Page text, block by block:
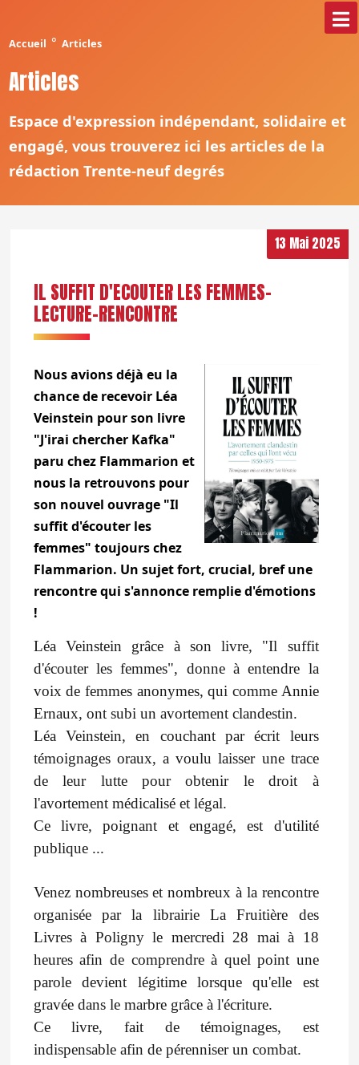
Accueil ° Articles
Articles
Espace d'expression indépendant, solidaire et
engagé, vous trouverez ici les articles de la
rédaction Trente-neuf degrés
13 Mai 2025
IL SUFFIT D'ECOUTER LES FEMMES-
LECTURE-RENCONTRE
Nous avions déjà eu la
chance de recevoir Léa
Veinstein pour son livre
"J'irai chercher Kafka"
paru chez Flammarion et
nous la retrouvons pour
son nouvel ouvrage "Il
suffit d'écouter les
femmes" toujours chez
Flammarion. Un sujet fort, crucial, bref une
rencontre qui s'annonce remplie d'émotions
!
Léa Veinstein grâce à son livre, "Il suffit
d'écouter les femmes", donne à entendre la
voix de femmes anonymes, qui comme Annie
Ernaux, ont subi un avortement clandestin.
Léa Veinstein, en couchant par écrit leurs
témoignages oraux, a voulu laisser une trace
de leur lutte pour obtenir le droit à
l'avortement médicalisé et légal.
Ce livre, poignant et engagé, est d'utilité
publique ...
Venez nombreuses et nombreux à la rencontre
organisée par la librairie La Fruitière des
Livres à Poligny le mercredi 28 mai à 18
heures afin de comprendre à quel point une
parole devient légitime lorsque qu'elle est
gravée dans le marbre grâce à l'écriture.
Ce livre, fait de témoignages, est
indispensable afin de pérenniser un combat.